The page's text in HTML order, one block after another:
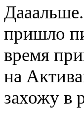
пришло
время
на
захожу в